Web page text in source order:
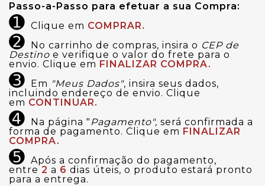
Passo-a-Passo para efetuar a sua Compra:
➊ Clique em COMPRAR.
➋ No carrinho de compras, insira o CEP de
Destino e verifique o valor do frete para o
envio. Clique em FINALIZAR COMPRA.
➌ Em "Meus Dados", insira seus dados,
incluindo endereço de envio. Clique
em CONTINUAR.
➍ Na página " Pagamento", será confirmada a
forma de pagamento. Clique em FINALIZAR
COMPRA.
➎ Após a confirmação do pagamento,
entre 2 a 6 dias úteis, o produto estará pronto
para a entrega.